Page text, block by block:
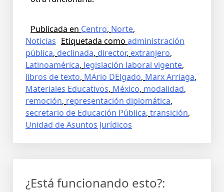
Publicada en Centro, Norte,
Noticias Etiquetada como administración
pública, declinada, director, extranjero,
Latinoamérica, legislación laboral vigente,
libros de texto, MArio DElgado, Marx Arriaga,
Materiales Educativos, México, modalidad,
remoción, representación diplomática,
secretario de Educación Pública, transición,
Unidad de Asuntos Jurídicos
¿Está funcionando esto?: